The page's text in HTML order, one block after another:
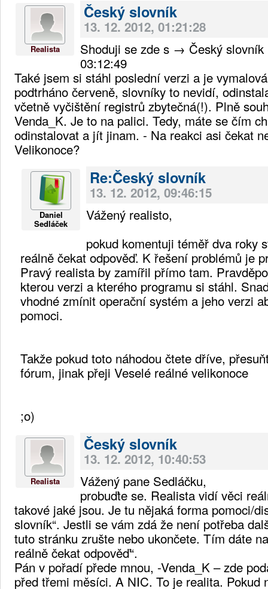
Realista
Český slovník
13. 12. 2012, 01:21:28
Shoduji se zde s → Český slovník
03:12:49
Také jsem si stáhl poslední verzi a je
podtrháno červeně, slovníky to nevidí,
včetně vyčištění registrů zbytečná(!). Plně
Venda_K. Je to na palici. Tedy, máte se čím
odinstalovat a jít jinam. - Na reakci asi čekat
Velikonoce?
Daniel
Sedláček
Re:Český slovník
13. 12. 2012, 09:46:15
Vážený realisto,
pokud komentuji téměř dva roky
reálně čekat odpověď. K řešení problémů je
Pravý realista by zamířil přímo tam.
kterou verzi a kterého programu si stáhl.
vhodné zmínit operační systém a jeho verzi
pomoci.
Takže pokud toto náhodou čtete dříve,
fórum, jinak přeji Veselé reálné velikonoce
;o)
Realista
Český slovník
13. 12. 2012, 10:40:53
Vážený pane Sedláčku,
probuďte se. Realista vidí věci
takové jaké jsou. Je tu nějaká forma pomoci/
slovník“. Jestli se vám zdá že není potřeba
tuto stránku zrušte nebo ukončete. Tím dáte
reálně čekat odpověď“.
Pán v pořadí přede mnou, -Venda_K – zde
před třemi měsíci. A NIC. To je realita. Pokud